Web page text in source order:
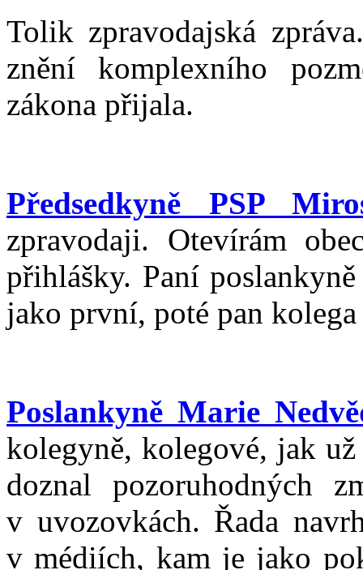
Tolik zpravodajská
znění komplexního
zákona přijala.
Předsedkyně PSP
zpravodaji. Otevírám
přihlášky. Paní
jako první, poté pan
Poslankyně Marie
kolegyně, kolegové, jak
doznal pozoruhodných
v uvozovkách. Řada
v médiích, kam je jako